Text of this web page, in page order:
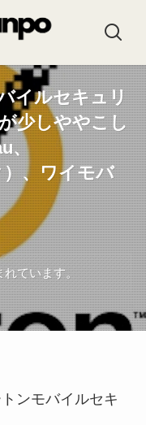
イルセキュリ
少しややこし
、
、ワイモバ
れています。
ンモバイルセキ